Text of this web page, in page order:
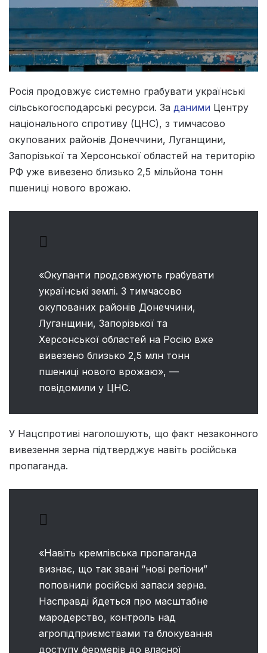
Росія продовжує системно грабувати українські
сільськогосподарські ресурси. За даними Центру
національного спротиву (ЦНС), з тимчасово
окупованих районів Донеччини, Луганщини,
Запорізької та Херсонської областей на територію
РФ уже вивезено близько 2,5 мільйона тонн
пшениці нового врожаю.
«Окупанти продовжують грабувати
українські землі. З тимчасово
окупованих районів Донеччини,
Луганщини, Запорізької та
Херсонської областей на Росію вже
вивезено близько 2,5 млн тонн
пшениці нового врожаю», —
повідомили у ЦНС.
У Нацспротиві наголошують, що факт незаконного
вивезення зерна підтверджує навіть російська
пропаганда.
«Навіть кремлівська пропаганда
визнає, що так звані “нові регіони”
поповнили російські запаси зерна.
Насправді йдеться про масштабне
мародерство, контроль над
агропідприємствами та блокування
доступу фермерів до власної